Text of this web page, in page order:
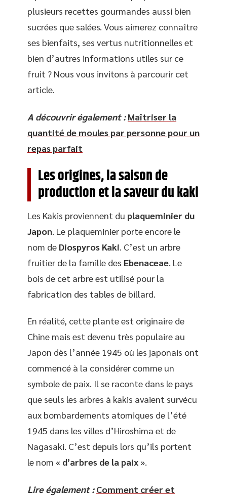
plusieurs recettes gourmandes aussi bien
sucrées que salées. Vous aimerez connaître
ses bienfaits, ses vertus nutritionnelles et
bien d’autres informations utiles sur ce
fruit ? Nous vous invitons à parcourir cet
article.
A découvrir également : Maîtriser la
quantité de moules par personne pour un
repas parfait
Les origines, la saison de
production et la saveur du kaki
Les Kakis proviennent du plaqueminier du
Japon . Le plaqueminier porte encore le
nom de Diospyros Kaki . C’est un arbre
fruitier de la famille des Ebenaceae . Le
bois de cet arbre est utilisé pour la
fabrication des tables de billard.
En réalité, cette plante est originaire de
Chine mais est devenu très populaire au
Japon dès l’année 1945 où les japonais ont
commencé à la considérer comme un
symbole de paix. Il se raconte dans le pays
que seuls les arbres à kakis avaient survécu
aux bombardements atomiques de l’été
1945 dans les villes d’Hiroshima et de
Nagasaki. C’est depuis lors qu’ils portent
le nom « d’arbres de la paix ».
Lire également : Comment créer et